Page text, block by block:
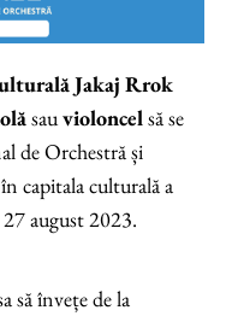
Jakaj Rrok
sauvioloncelsă se
de Orchestră și
capitala culturală a
august 2023.
să învețe de la